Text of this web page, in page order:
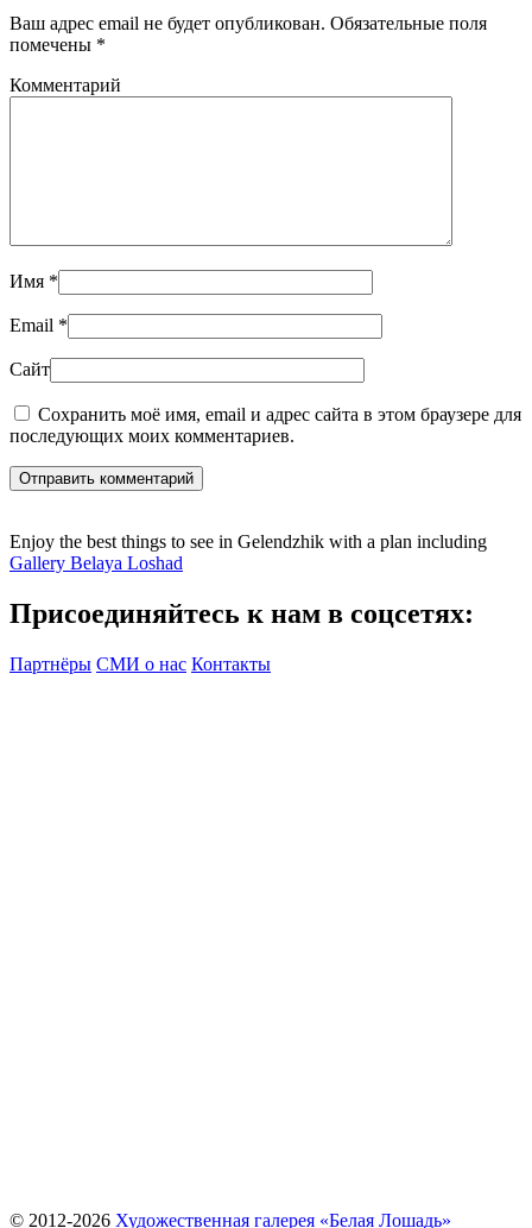
Ваш адрес email не будет опубликован. Обязательные поля
помечены *
Комментарий
Имя *
Email *
Сайт
Сохранить моё имя, email и адрес сайта в этом браузере для
последующих моих комментариев.
Отправить комментарий
Enjoy the best things to see in Gelendzhik with a plan including
Gallery Belaya Loshad
Присоединяйтесь к нам в соцсетях:
Партнёры СМИ о нас Контакты
© 2012-2026 Художественная галерея «Белая Лошадь»